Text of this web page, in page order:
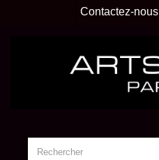
Contactez-nous